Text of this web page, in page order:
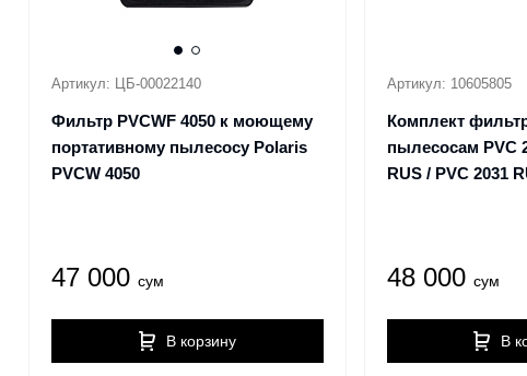
Артикул: ЦБ-00022140
Фильтр PVCWF 4050 к моющему
портативному пылесосу Polaris
PVCW 4050
47 000 сум
В корзину
Артикул: 10605805
Комплект
пылесосам PVC
RUS / PVC 2031
48 000 сум
В